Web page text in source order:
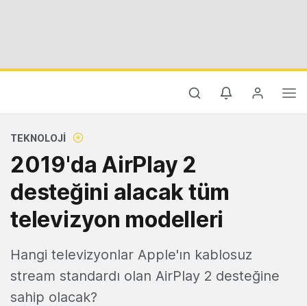
TEKNOLOJI
2019'da AirPlay 2
desteğini alacak tüm
televizyon modelleri
Hangi televizyonlar Apple'ın kablosuz
stream standardı olan AirPlay 2 desteğine
sahip olacak?